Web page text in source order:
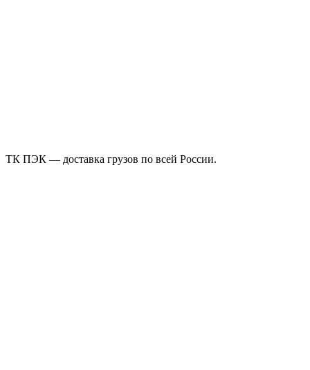
ТК ПЭК — доставка грузов по всей России.